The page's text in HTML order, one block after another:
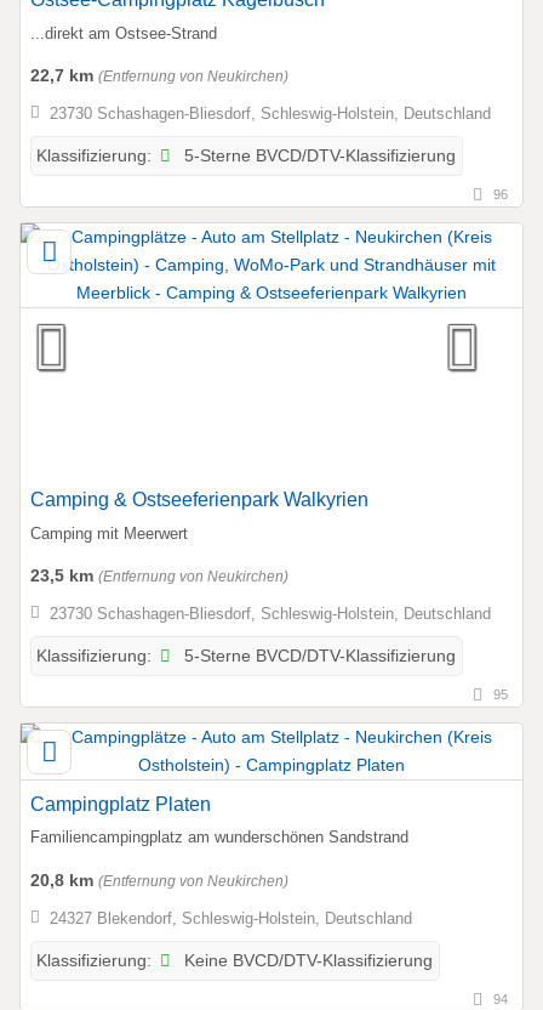
...direkt am Ostsee-Strand
22,7 km (Entfernung von Neukirchen)
23730 Schashagen-Bliesdorf, Schleswig-Holstein, Deutschland
Klassifizierung: 5-Sterne BVCD/DTV-Klassifizierung
96
Camping & Ostseeferienpark Walkyrien
Camping mit Meerwert
23,5 km (Entfernung von Neukirchen)
23730 Schashagen-Bliesdorf, Schleswig-Holstein, Deutschland
Klassifizierung: 5-Sterne BVCD/DTV-Klassifizierung
95
Campingplatz Platen
Familiencampingplatz am wunderschönen Sandstrand
20,8 km (Entfernung von Neukirchen)
24327 Blekendorf, Schleswig-Holstein, Deutschland
Klassifizierung: Keine BVCD/DTV-Klassifizierung
94